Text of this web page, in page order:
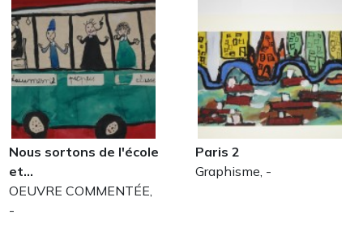
Nous sortons de l'école
et…
OEUVRE COMMENTÉE,
-
Paris 2
Graphisme, -